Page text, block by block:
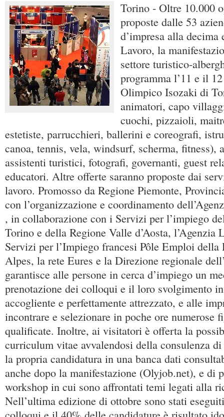
Torino - Oltre 10.000
proposte dalle 53
d’impresa alla
Lavoro, la
settore turistico-
programma l’11 e il
Olimpico Isozaki di
animatori, capo
cuochi, pizzaioli,
estetiste, parrucchieri, ballerini e coreografi,
canoa, tennis, vela, windsurf, scherma, fitness),
assistenti turistici, fotografi, governanti, guest
educatori. Altre offerte saranno proposte dai
lavoro. Promosso da Regione Piemonte,
con l’organizzazione e coordinamento
, in collaborazione con i Servizi per l’impiego
Torino e della Regione Valle d’Aosta,
Servizi per l’Impiego francesi Pôle Emploi della
Alpes, la rete Eures e la Direzione regionale
garantisce alle persone in cerca d’impiego un
prenotazione dei colloqui e il loro svolgimento
accogliente e perfettamente attrezzato, e alle
incontrare e selezionare in poche ore numerose
qualificate. Inoltre, ai visitatori è offerta la
curriculum vitae avvalendosi della consulenza
la propria candidatura in una banca dati
anche dopo la manifestazione (Olyjob.net), e di
workshop in cui sono affrontati temi legati alla
Nell’ultima edizione di ottobre sono stati